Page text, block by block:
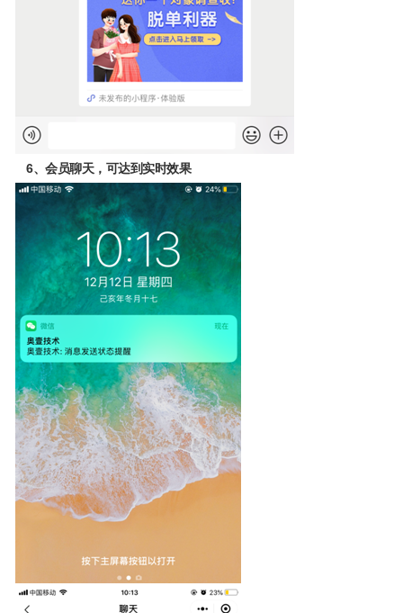
6、会员聊天，可达到实时效果